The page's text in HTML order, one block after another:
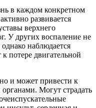
в каждом конкретном
развивается
верхнего
У других воспаление не
однако наблюдается
потере двигательной
и может привести к
Могут страдать